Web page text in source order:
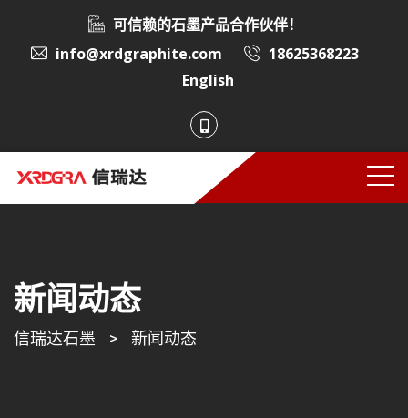
可信赖的石墨产品合作伙伴！
info@xrdgraphite.com
18625368223
English
新闻动态
信瑞达石墨 > 新闻动态